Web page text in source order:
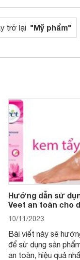
trở lại "Mỹ phẩm"
Hướng dẫn sử
Veet an toàn cho
10/11/2023
Bài viết này sẽ
để sử dụng sản
an toàn, hiệu quả